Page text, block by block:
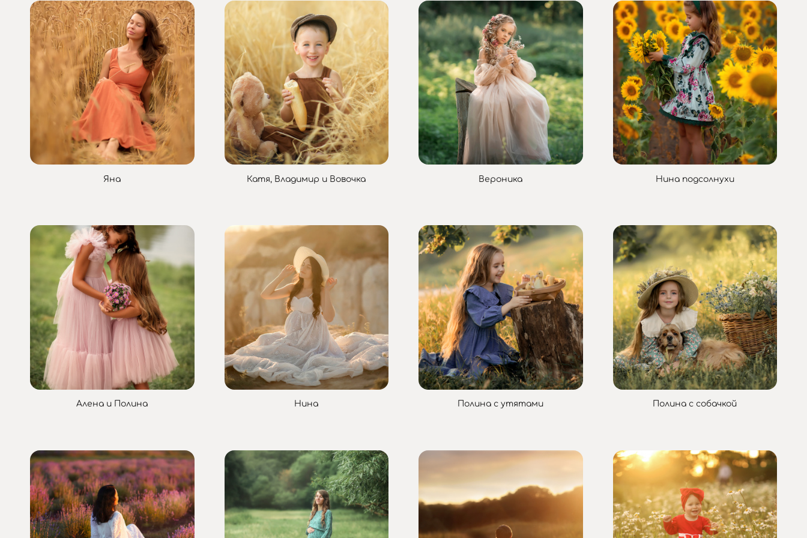
Яна Катя, Владимир и Вовочка Вероника Нина подсолнухи
Алена и Полина Нина Полина с утятами Полина с собачкой